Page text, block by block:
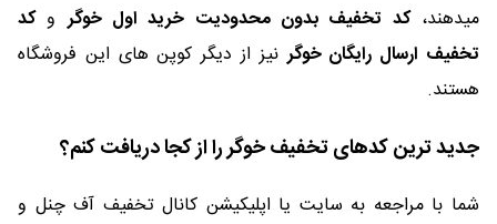
میدهند،کد تخفیف بدون محدودیت خرید اول خوگروکد
تخفیف ارسال رایگان خوگرنیز از دیگر کوپن های این فروشگاه
هستند.
جدید ترین کدهای تخفیف خوگر را از کجا دریافت کنم؟
شما با مراجعه به سایت یا اپلیکیشن کانال تخفیف آف چنل و